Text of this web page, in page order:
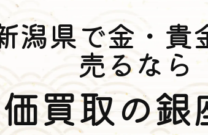
潟県で金・貴
売るなら
買取の銀